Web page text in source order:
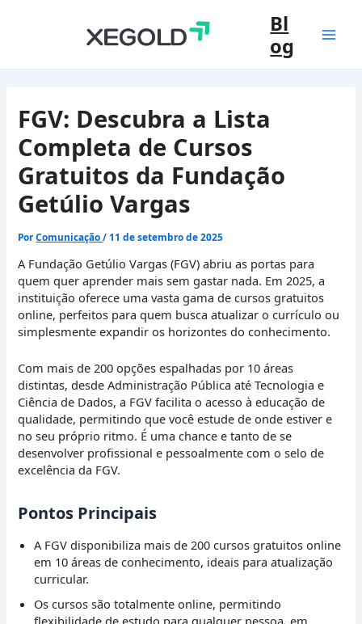
Bl
og
FGV: Descubra a Lista
Completa de Cursos
Gratuitos da Fundação
Getúlio Vargas
PorComunicação/11 de setembro de 2025
A Fundação Getúlio Vargas (FGV) abriu as portas para
quem quer aprender mais sem gastar nada. Em 2025, a
instituição oferece uma vasta gama de cursos gratuitos
online, perfeitos para quem busca atualizar o currículo ou
simplesmente expandir os horizontes do conhecimento.
Com mais de 200 opções espalhadas por 10 áreas
distintas, desde Administração Pública até Tecnologia e
Ciência de Dados, a FGV facilita o acesso à educação de
qualidade, permitindo que você estude de onde estiver e
no seu próprio ritmo. É uma chance e tanto de se
desenvolver profissional e pessoalmente com o selo de
excelência da FGV.
Pontos Principais
A FGV disponibiliza mais de 200 cursos gratuitos online
em 10 áreas de conhecimento, ideais para atualização
curricular.
Os cursos são totalmente online, permitindo
flexibilidade de estudo para qualquer pessoa, em